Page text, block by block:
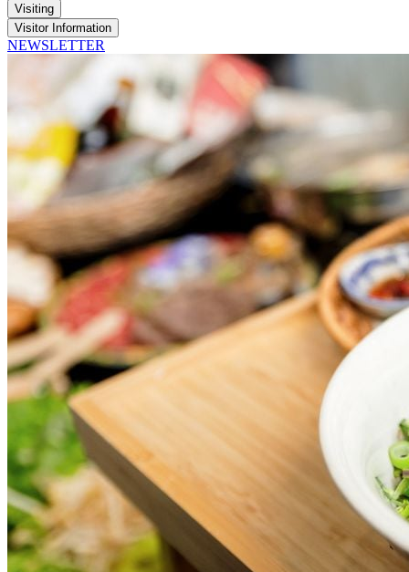
Visiting
Visitor Information
NEWSLETTER